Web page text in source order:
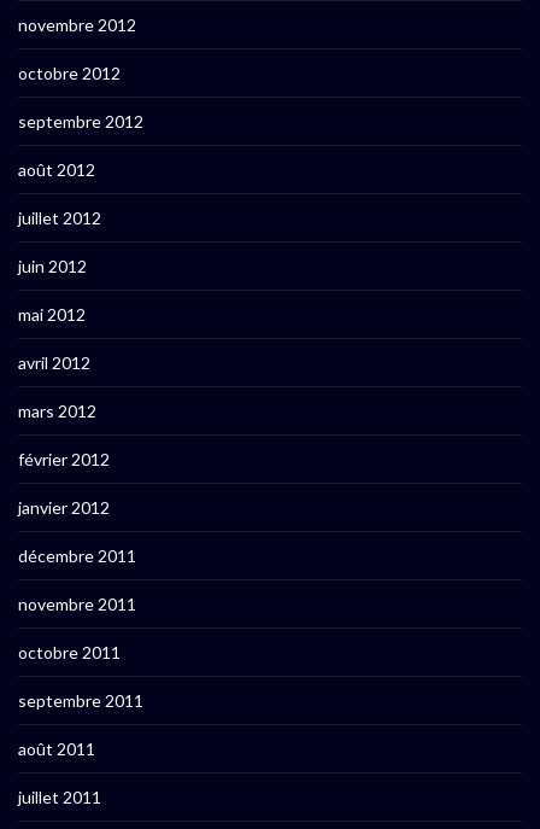
novembre 2012
octobre 2012
septembre 2012
août 2012
juillet 2012
juin 2012
mai 2012
avril 2012
mars 2012
février 2012
janvier 2012
décembre 2011
novembre 2011
octobre 2011
septembre 2011
août 2011
juillet 2011